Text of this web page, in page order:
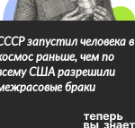
запустил человека в
раньше, чем по
США разрешили
браки